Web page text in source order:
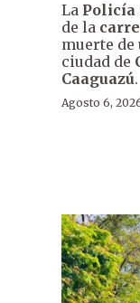
La Policía
de la
muerte de
ciudad de
Caaguazú.
Agosto 6,